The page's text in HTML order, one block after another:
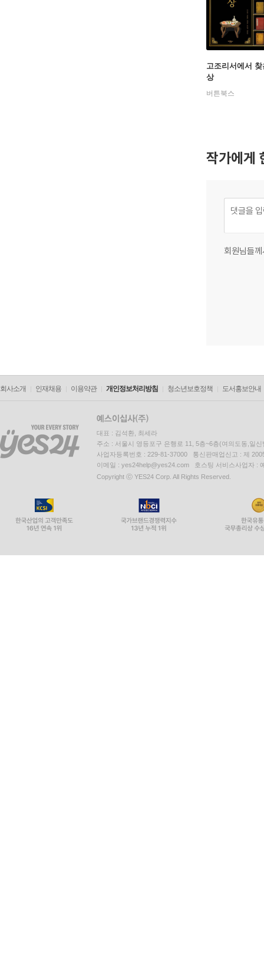
고조리서에서
상
버튼북스
작가에게
회원님들
회사소개 인재채용 이용약관 개인정보처리방침 청소년보호정책 도서홍보안내
대표 : 김석환, 최세라
주소 : 서울시 영등포구 은행로 11, 5층~6층(여의도동,일신
사업자등록번호 : 229-81-37000 통신판매업신고 : 제
이메일 : yes24help@yes24.com 호스팅 서비스사업자 :
Copyright ⓒ YES24 Corp. All Rights Reserved.